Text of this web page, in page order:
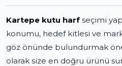
Kartepe kutu harf seçimi
konumu, hedef kitlesi ve
göz önünde bulundurmak
olarak size en doğru ürünü